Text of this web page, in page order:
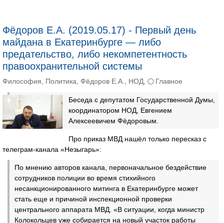
Фёдоров Е.А. (2019.05.17) - Первый день
майдана в Екатеринбурге — либо
предательство, либо некомпетентность
правоохранительной системы
Философия Политика Фёдоров Е.А. НОД Главное
Беседа с депутатом Государственной Думы,
координатором НОД, Евгением
Алексеевичем Фёдоровым.
Про приказ МВД нашёл только пересказ с
телеграм-канала «Незыгарь»:
По мнению авторов канала, первоначальное бездействие
сотрудников полиции во время стихийного
несанкционированного митинга в Екатеринбурге может
стать еще и причиной инспекционной проверки
центрального аппарата МВД. «В ситуации, когда министр
Колокольцев уже собирается на новый участок работы